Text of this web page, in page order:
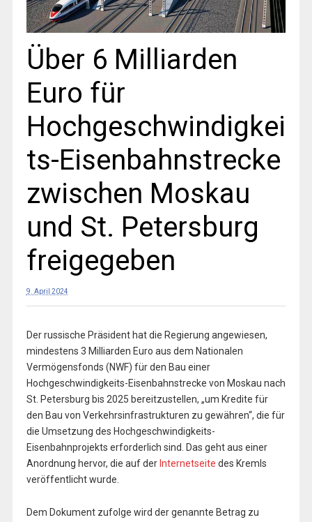
Über 6 Milliarden
Euro für
Hochgeschwindigkei
ts-Eisenbahnstrecke
zwischen Moskau
und St. Petersburg
freigegeben
9. April 2024
Der russische Präsident hat die Regierung angewiesen,
mindestens 3 Milliarden Euro aus dem Nationalen
Vermögensfonds (NWF) für den Bau einer
Hochgeschwindigkeits-Eisenbahnstrecke von Moskau nach
St. Petersburg bis 2025 bereitzustellen, „um Kredite für
den Bau von Verkehrsinfrastrukturen zu gewähren“, die für
die Umsetzung des Hochgeschwindigkeits-
Eisenbahnprojekts erforderlich sind. Das geht aus einer
Anordnung hervor, die auf der Internetseite des Kremls
veröffentlicht wurde.
Dem Dokument zufolge wird der genannte Betrag zu